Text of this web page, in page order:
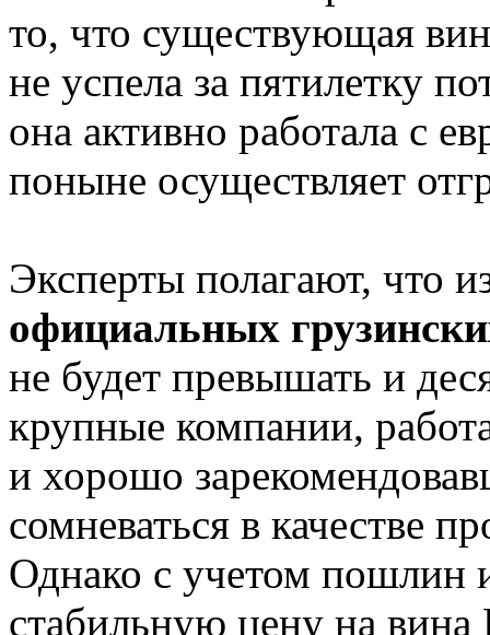
то, что существующая
не успела за пятилетку
она активно работала с
поныне осуществляет
Эксперты полагают, что
официальных
не будет превышать и
крупные компании,
и хорошо
сомневаться в качестве
Однако с учетом пошлин
стабильную цену на вина